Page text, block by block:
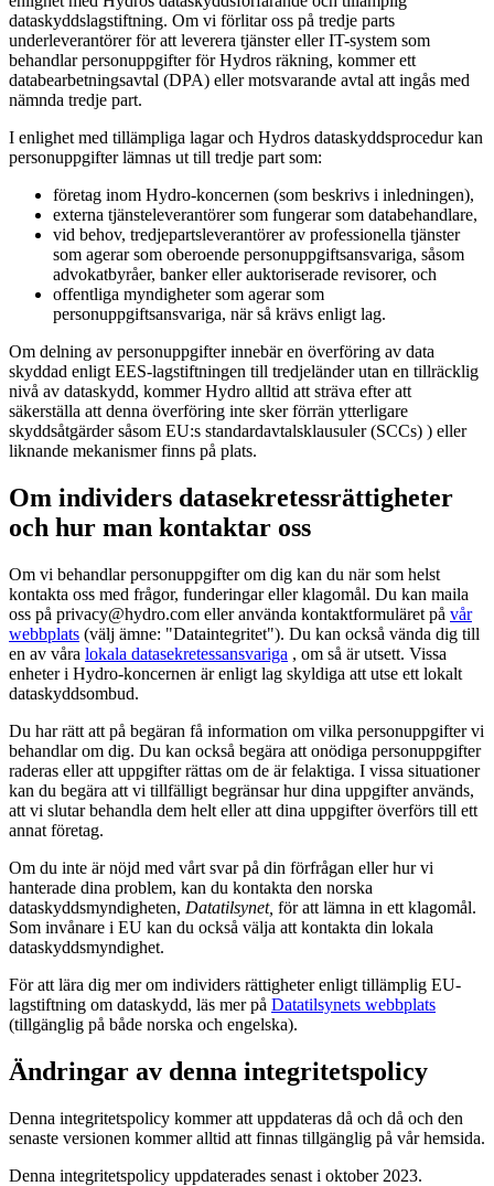
dataskyddslagstiftning. Om vi förlitar oss på tredje parts
underleverantörer för att leverera tjänster eller IT-system som
behandlar personuppgifter för Hydros räkning, kommer ett
databearbetningsavtal (DPA) eller motsvarande avtal att ingås med
nämnda tredje part.
I enlighet med tillämpliga lagar och Hydros dataskyddsprocedur kan
personuppgifter lämnas ut till tredje part som:
företag inom Hydro-koncernen (som beskrivs i inledningen),
externa tjänsteleverantörer som fungerar som databehandlare,
vid behov, tredjepartsleverantörer av professionella tjänster
som agerar som oberoende personuppgiftsansvariga, såsom
advokatbyråer, banker eller auktoriserade revisorer, och
offentliga myndigheter som agerar som
personuppgiftsansvariga, när så krävs enligt lag.
Om delning av personuppgifter innebär en överföring av data
skyddad enligt EES-lagstiftningen till tredjeländer utan en tillräcklig
nivå av dataskydd, kommer Hydro alltid att sträva efter att
säkerställa att denna överföring inte sker förrän ytterligare
skyddsåtgärder såsom EU:s standardavtalsklausuler (SCCs) ) eller
liknande mekanismer finns på plats.
Om individers datasekretessrättigheter
och hur man kontaktar oss
Om vi behandlar personuppgifter om dig kan du när som helst
kontakta oss med frågor, funderingar eller klagomål. Du kan maila
oss på privacy@hydro.com eller använda kontaktformuläret på vår
webbplats (välj ämne: "Dataintegritet"). Du kan också vända dig till
en av våra lokala datasekretessansvariga , om så är utsett. Vissa
enheter i Hydro-koncernen är enligt lag skyldiga att utse ett lokalt
dataskyddsombud.
Du har rätt att på begäran få information om vilka personuppgifter vi
behandlar om dig. Du kan också begära att onödiga personuppgifter
raderas eller att uppgifter rättas om de är felaktiga. I vissa situationer
kan du begära att vi tillfälligt begränsar hur dina uppgifter används,
att vi slutar behandla dem helt eller att dina uppgifter överförs till ett
annat företag.
Om du inte är nöjd med vårt svar på din förfrågan eller hur vi
hanterade dina problem, kan du kontakta den norska
dataskyddsmyndigheten, Datatilsynet, för att lämna in ett klagomål.
Som invånare i EU kan du också välja att kontakta din lokala
dataskyddsmyndighet.
För att lära dig mer om individers rättigheter enligt tillämplig EU-
lagstiftning om dataskydd, läs mer på Datatilsynets webbplats
(tillgänglig på både norska och engelska).
Ändringar av denna integritetspolicy
Denna integritetspolicy kommer att uppdateras då och då och den
senaste versionen kommer alltid att finnas tillgänglig på vår hemsida.
Denna integritetspolicy uppdaterades senast i oktober 2023.